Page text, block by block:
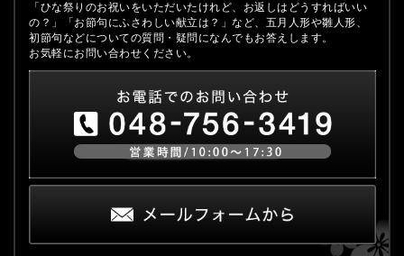
「ひな祭りのお祝いをいただいたけれど、お返しはどうすればいい
の？」「お節句にふさわしい献立は？」など、五月人形や雛人形、
初節句などについての質問・疑問になんでもお答えします。
お気軽にお問い合わせください。